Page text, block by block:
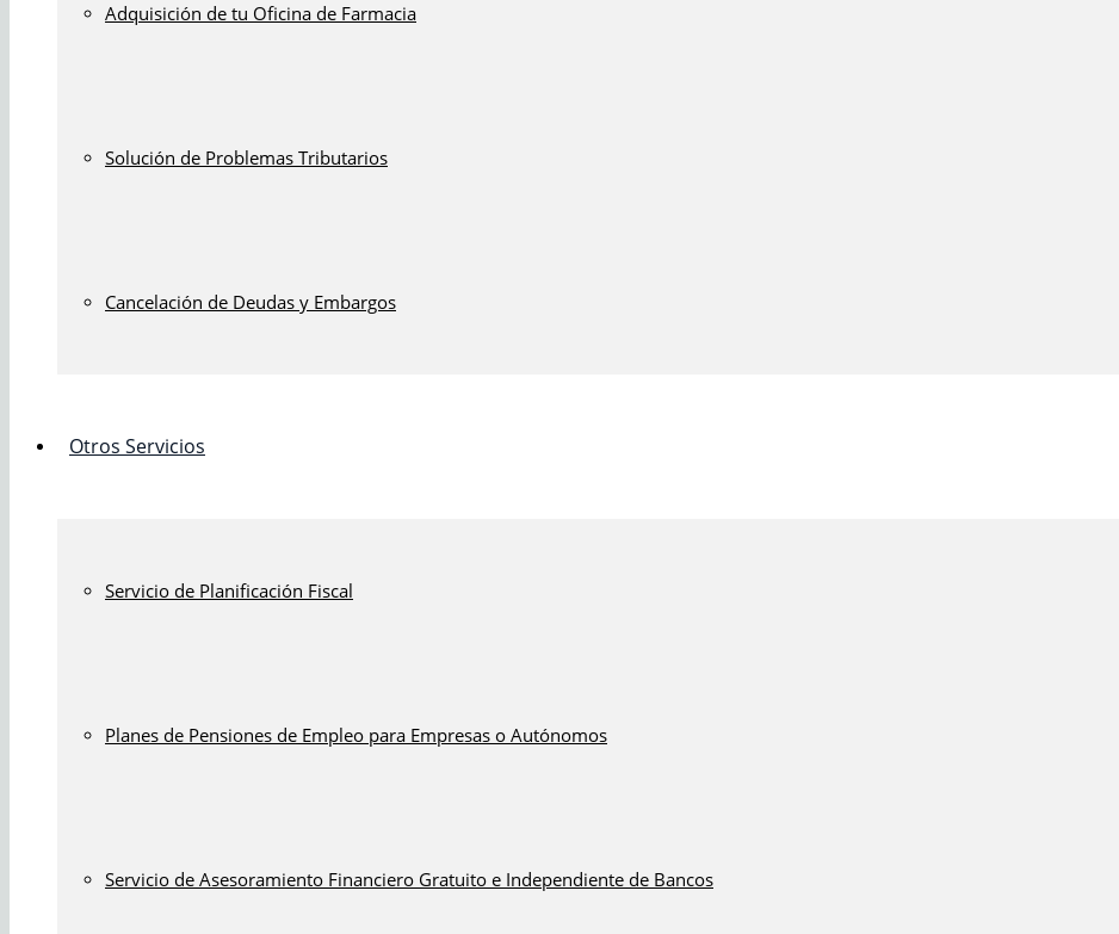
Adquisición de tu Oficina de Farmacia
Solución de Problemas Tributarios
Cancelación de Deudas y Embargos
Otros Servicios
Servicio de Planificación Fiscal
Planes de Pensiones de Empleo para Empresas o Autónomos
Servicio de Asesoramiento Financiero Gratuito e Independiente de Bancos